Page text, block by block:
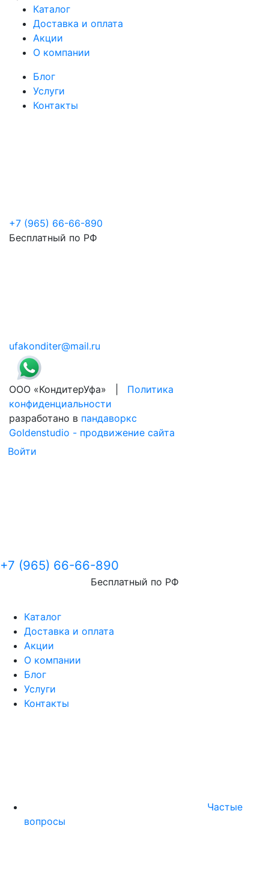
Каталог
Доставка и оплата
Акции
О компании
Блог
Услуги
Контакты
+7 (965) 66-66-890
Бесплатный по РФ
ufakonditer@mail.ru
ООО «КондитерУфа» | Политика
конфиденциальности
разработано в пандаворкс
Goldenstudio - продвижение сайта
Войти
+7 (965) 66-66-890
Бесплатный по РФ
Каталог
Доставка и оплата
Акции
О компании
Блог
Услуги
Контакты
Частые
вопросы